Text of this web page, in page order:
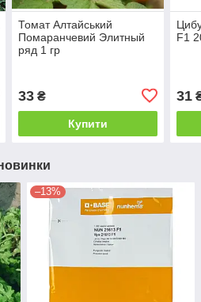
Томат Алтайський
Помаранчевий Элитный
ряд 1 гр
33₴
Купити
F1
31
–13%